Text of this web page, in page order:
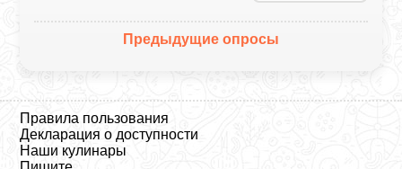
Предыдущие опросы
Правила пользования
Декларация о доступности
Наши кулинары